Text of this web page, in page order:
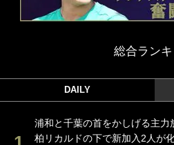
総合ラン
DAILY
浦和と千葉の首をかしげる主力
柏リカルドの下で新加入2人が